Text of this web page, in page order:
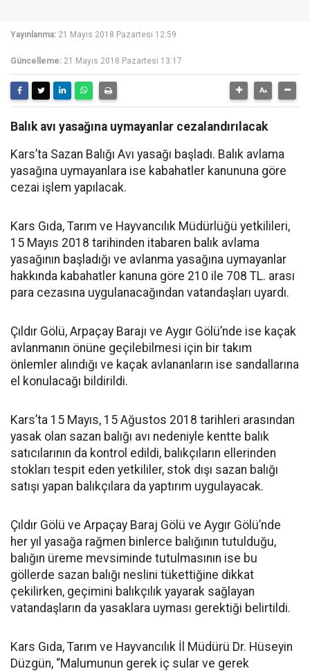
Yayınlanma: 21 Mayıs 2018 Pazartesi 12:59
Güncelleme: 21 Mayıs 2018 Pazartesi 13:17
Balık avı yasağına uymayanlar cezalandırılacak
Kars’ta Sazan Balığı Avı yasağı başladı. Balık avlama
yasağına uymayanlara ise kabahatler kanununa göre
cezai işlem yapılacak.
Kars Gıda, Tarım ve Hayvancılık Müdürlüğü yetkilileri,
15 Mayıs 2018 tarihinden itabaren balık avlama
yasağının başladığı ve avlanma yasağına uymayanlar
hakkında kabahatler kanuna göre 210 ile 708 TL. arası
para cezasına uygulanacağından vatandaşları uyardı.
Çıldır Gölü, Arpaçay Barajı ve Aygır Gölü’nde ise kaçak
avlanmanın önüne geçilebilmesi için bir takım
önlemler alındığı ve kaçak avlananların ise sandallarına
el konulacağı bildirildi.
Kars’ta 15 Mayıs, 15 Ağustos 2018 tarihleri arasından
yasak olan sazan balığı avı nedeniyle kentte balık
satıcılarının da kontrol edildi, balıkçıların ellerinden
stokları tespit eden yetkililer, stok dışı sazan balığı
satışı yapan balıkçılara da yaptırım uygulayacak.
Çıldır Gölü ve Arpaçay Baraj Gölü ve Aygır Gölü’nde
her yıl yasağa rağmen binlerce balığının tutulduğu,
balığın üreme mevsiminde tutulmasının ise bu
göllerde sazan balığı neslini tükettiğine dikkat
çekilirken, geçimini balıkçılık yayarak sağlayan
vatandaşların da yasaklara uyması gerektiği belirtildi.
Kars Gıda, Tarım ve Hayvancılık İl Müdürü Dr. Hüseyin
Düzgün, “Malumunun gerek iç sular ve gerek